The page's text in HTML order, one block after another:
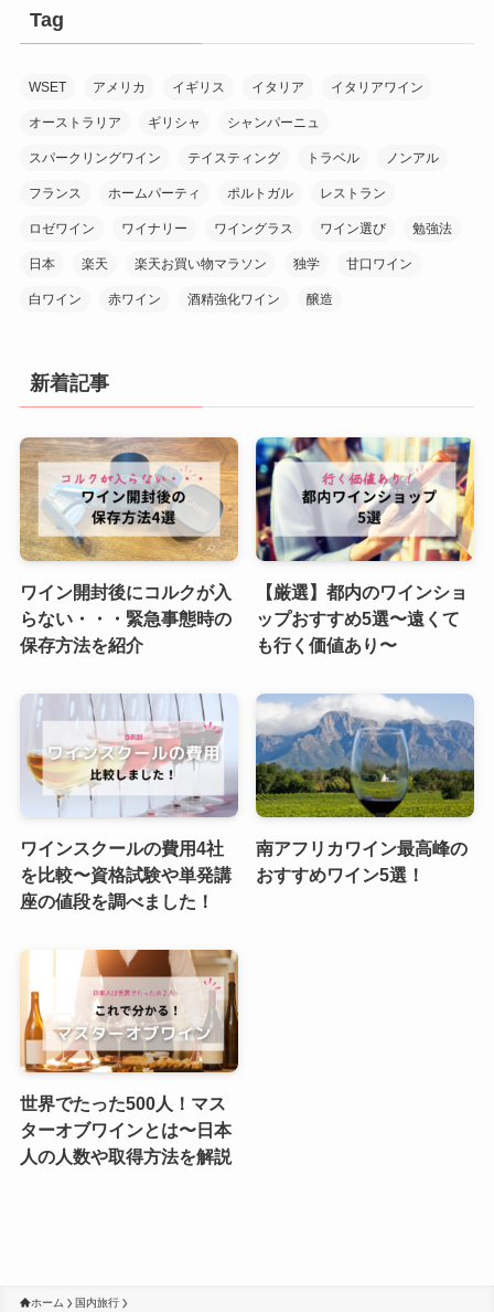
Tag
WSET アメリカ イギリス イタリア イタリアワイン
オーストラリア ギリシャ シャンパーニュ
スパークリングワイン テイスティング トラベル ノンアル
フランス ホームパーティ ポルトガル レストラン
ロゼワイン ワイナリー ワイングラス ワイン選び 勉強法
日本 楽天 楽天お買い物マラソン 独学 甘口ワイン
白ワイン 赤ワイン 酒精強化ワイン 醸造
新着記事
ワイン開封後にコルクが入
らない・・・緊急事態時の
保存方法を紹介
【厳選】都内のワインショ
ップおすすめ5選〜遠くて
も行く価値あり〜
ワインスクールの費用4社
を比較〜資格試験や単発講
座の値段を調べました！
南アフリカワイン最高峰の
おすすめワイン5選！
世界でたった500人！マス
ターオブワインとは〜日本
人の人数や取得方法を解説
ホーム 国内旅行